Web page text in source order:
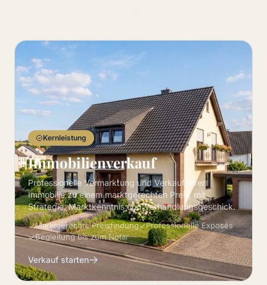
Kernleistung
Immobilienverkauf
Professionelle Vermarktung und Verkauf Ihrer
Immobilie zu einem marktgerechten Preis, mit
Strategie, Marktkenntnis und Verhandlungsgeschick.
Marktgerechte Preisfindung
Professionelle Exposés
Begleitung bis zum Notar
Verkauf starten